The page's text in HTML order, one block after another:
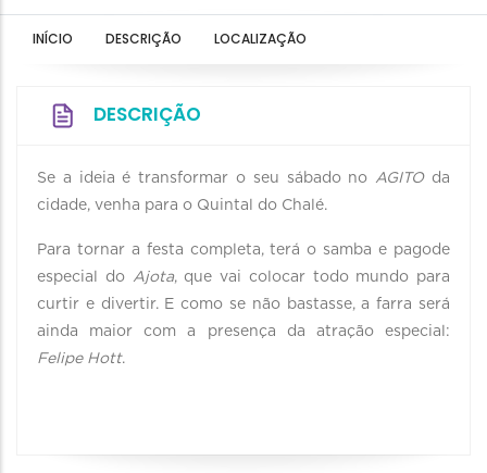
INÍCIO DESCRIÇÃO LOCALIZAÇÃO
DESCRIÇÃO
Se a ideia é transformar o seu sábado no AGITOda
cidade, venha para o Quintal do Chalé.
Para tornar a festa completa, terá o samba e pagode
especial do Ajota, que vai colocar todo mundo para
curtir e divertir. E como se não bastasse, a farra será
ainda maior com a presença da atração especial:
Felipe Hott.